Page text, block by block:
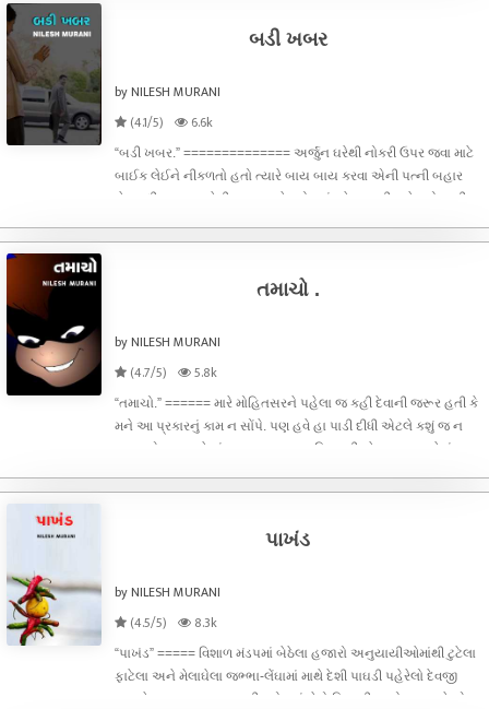
બડી ખબર
by NILESH MURANI
(4.1/5)
6.6k
“બડી ખબર.” ============== અર્જુન ઘરેથી નોકરી ઉપર જવા માટે
બાઈક લેઈને નીકળતો હતો ત્યારે બાય બાય કરવા એની પત્ની બહાર
ગેટ સુધી મુકવા આવેલી. આ સમયે પડોશમાં રહેતા સુસીલાબેન રોજીની
રોજ પૂર્વ દિશા તરફ
તમાચો .
by NILESH MURANI
(4.7/5)
5.8k
“તમાચો.” ====== મારે મોહિતસરને પહેલા જ કહી દેવાની જરૂર હતી કે
મને આ પ્રકારનું કામ ન સોંપે. પણ હવે હા પાડી દીધી એટલે કશું જ ન
થાય. એન.જી.ઓ.માં મારુ મુખ્ય કામ પતિ-પત્નીઓના ઝગડાઓમાં
નહોત
પાખંડ
by NILESH MURANI
(4.5/5)
8.3k
“પાખંડ” ===== વિશાળ મંડપમાં બેઠેલા હજારો અનુયાયીઓમાંથી ટુટેલા
ફાટેલા અને મેલાઘેલા જભ્ભા-લેંઘામાં માથે દેશી પાઘડી પહેરેલો દેવજી
માતાને કુતુહલવશ આગળની હરોળમાં બેઠો નિહાળી રહ્યો. અત્યારે એ